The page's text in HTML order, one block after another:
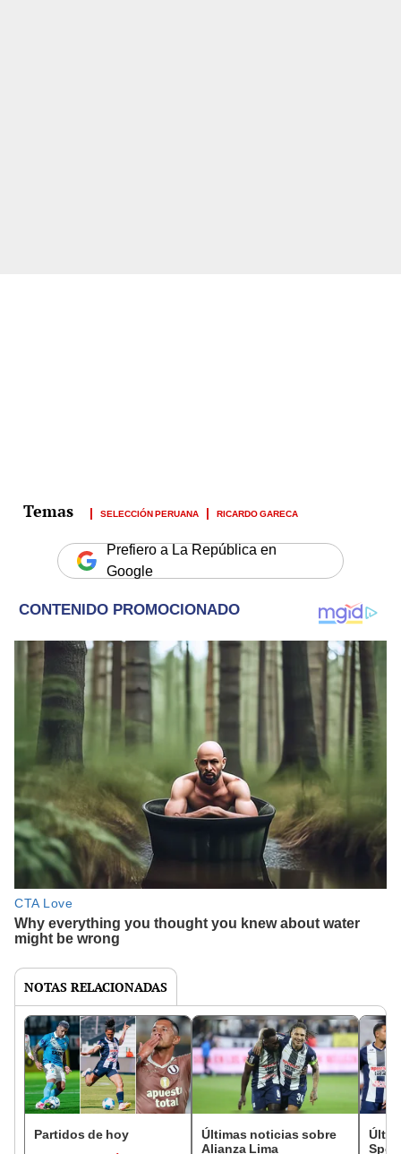
SELECCIÓN PERUANA RICARDO GARECA
Prefiero a La República en
Google
NOTAS RELACIONADAS
Partidos de hoy
Últimas noticias sobre
Alianza Lima